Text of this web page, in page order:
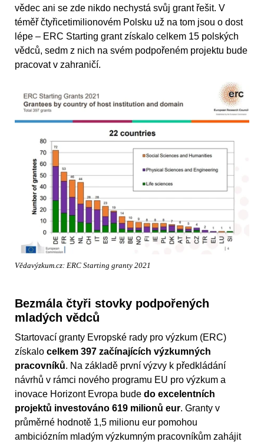
vědec ani se zde nikdo nechystá svůj grant řešit. V
téměř čtyřicetimilionovém Polsku už na tom jsou o dost
lépe – ERC Starting grant získalo celkem 15 polských
vědců, sedm z nich na svém podpořeném projektu bude
pracovat v zahraničí.
Vědavýzkum.cz: ERC Starting granty 2021
Bezmála čtyři stovky podpořených
mladých vědců
Startovací granty Evropské rady pro výzkum (ERC)
získalo celkem 397 začínajících výzkumných
pracovníků. Na základě první výzvy k předkládání
návrhů v rámci nového programu EU pro výzkum a
inovace Horizont Evropa bude do excelentních
projektů investováno 619 milionů eur. Granty v
průměrné hodnotě 1,5 milionu eur pomohou
ambiciózním mladým výzkumným pracovníkům zahájit